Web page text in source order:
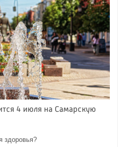
4 июля на Самарскую
здоровья?